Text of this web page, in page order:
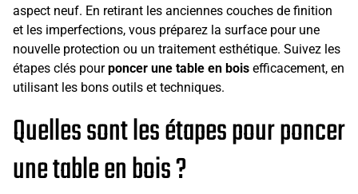
aspect neuf. En retirant les anciennes couches de finition
et les imperfections, vous préparez la surface pour une
nouvelle protection ou un traitement esthétique. Suivez les
étapes clés pourponcer une table en bois efficacement, en
utilisant les bons outils et techniques.
Quelles sont les étapes pour poncer
une table en bois ?